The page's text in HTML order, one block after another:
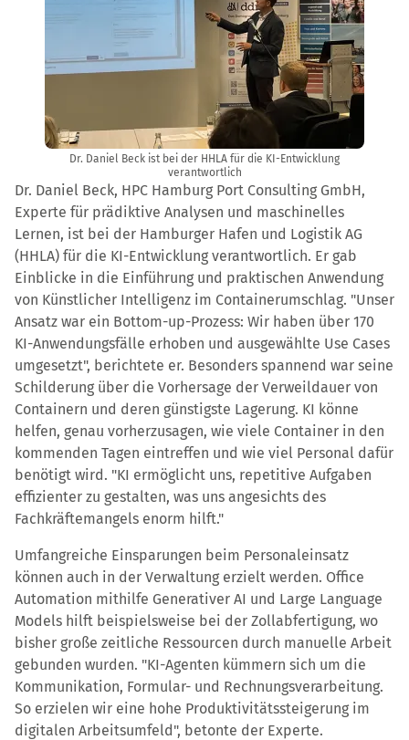
Dr. Daniel Beck, HPC Hamburg Port Consulting GmbH,
Experte für prädiktive Analysen und maschinelles
Lernen, ist bei der Hamburger Hafen und Logistik AG
(HHLA) für die KI-Entwicklung verantwortlich. Er gab
Einblicke in die Einführung und praktischen Anwendung
von Künstlicher Intelligenz im Containerumschlag. "Unser
Ansatz war ein Bottom-up-Prozess: Wir haben über 170
KI-Anwendungsfälle erhoben und ausgewählte Use Cases
umgesetzt", berichtete er. Besonders spannend war seine
Schilderung über die Vorhersage der Verweildauer von
Containern und deren günstigste Lagerung. KI könne
helfen, genau vorherzusagen, wie viele Container in den
kommenden Tagen eintreffen und wie viel Personal dafür
benötigt wird. "KI ermöglicht uns, repetitive Aufgaben
effizienter zu gestalten, was uns angesichts des
Fachkräftemangels enorm hilft."
Dr. Daniel Beck ist bei der HHLA für die KI-Entwicklung
verantwortlich
Umfangreiche Einsparungen beim Personaleinsatz
können auch in der Verwaltung erzielt werden. Office
Automation mithilfe Generativer AI und Large Language
Models hilft beispielsweise bei der Zollabfertigung, wo
bisher große zeitliche Ressourcen durch manuelle Arbeit
gebunden wurden. "KI-Agenten kümmern sich um die
Kommunikation, Formular- und Rechnungsverarbeitung.
So erzielen wir eine hohe Produktivitätssteigerung im
digitalen Arbeitsumfeld", betonte der Experte.